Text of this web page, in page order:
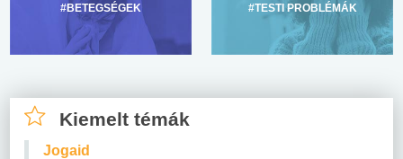
#BETEGSÉGEK #TESTI PROBLÉMÁK
Kiemelt témák
Jogaid